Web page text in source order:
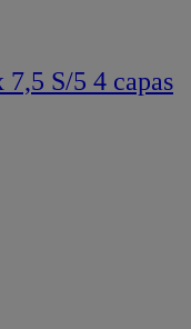
S/5 4 capas